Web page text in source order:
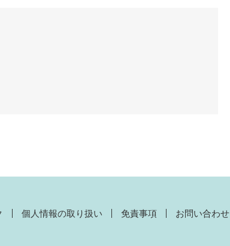
個人情報の取り扱い 免責事項 お問い合わせ